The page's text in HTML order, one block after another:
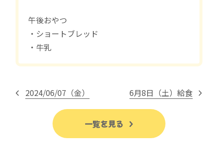
午後おやつ
・ショートブレッド
・牛乳
2024/06/07（金） 6月8日（土）給食
一覧を見る